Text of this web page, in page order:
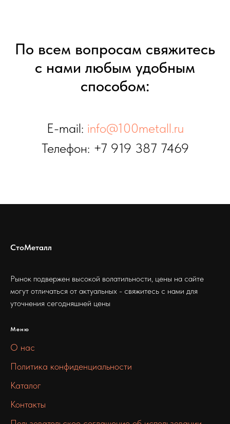
По всем вопросам свяжитесь
с нами любым удобным
способом:
E-mail: info@100metall.ru
Телефон: +7 919 387 7469
СтоМеталл
Рынок подвержен высокой волатильности, цены на сайте
могут отличаться от актуальных - свяжитесь с нами для
уточнения сегодняшней цены
Меню
О нас
Политика конфиденциальности
Каталог
Контакты